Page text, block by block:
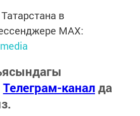
в
MАХ:
Телеграм-каналда